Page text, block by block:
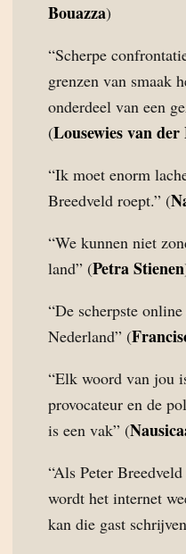
Bouazza)
“Scherpe
grenzen van smaak
onderdeel van een
(Lousewies van
“Ik moet enorm
Breedveld roept.” (
“We kunnen niet
land” (Petra Stienen
“De scherpste
Nederland” (
“Elk woord van jou
provocateur en de
is een vak” (
“Als Peter
wordt het internet
kan die gast